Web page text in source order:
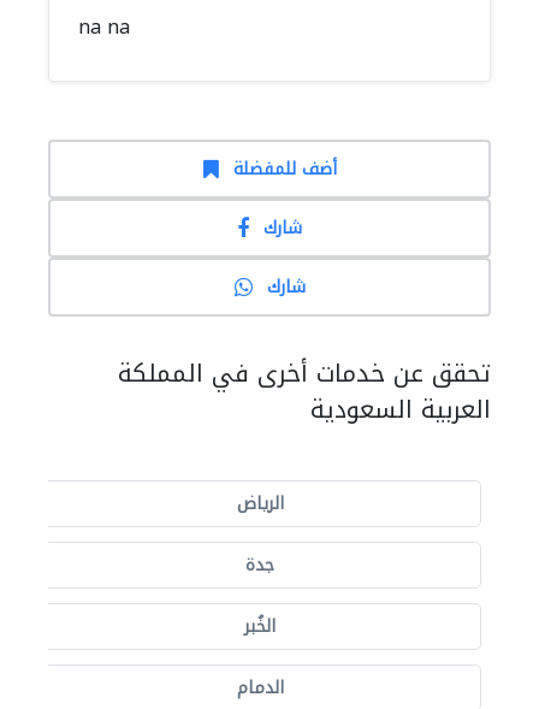
na na
أضف للمفضلة
شارك
شارك
تحقق عن خدمات أخرى في المملكة
العربية السعودية
الرياض
جدة
الخُبر
الدمام